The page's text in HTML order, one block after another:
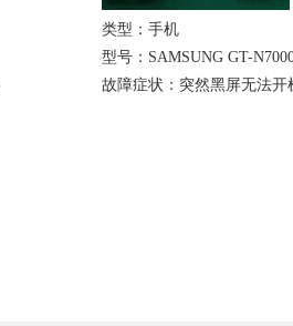
类型：手机
型号：SAMSUNG GT-
故障症状：突然黑屏无法开